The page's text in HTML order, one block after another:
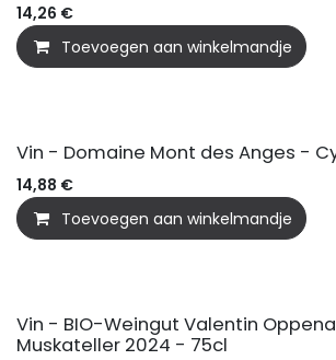
14,26 €
Toevoegen aan winkelmandje
Vin - Domaine Mont des Anges -
14,88 €
Toevoegen aan winkelmandje
BIO
Vin - BIO-Weingut Valentin
Muskateller 2024 - 75cl